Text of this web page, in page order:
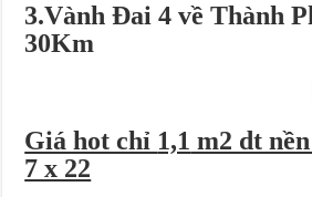
3.Vành Đai 4 về Thành
30Km
Giá hot chỉ 1,1 m2 dt
7 x 22